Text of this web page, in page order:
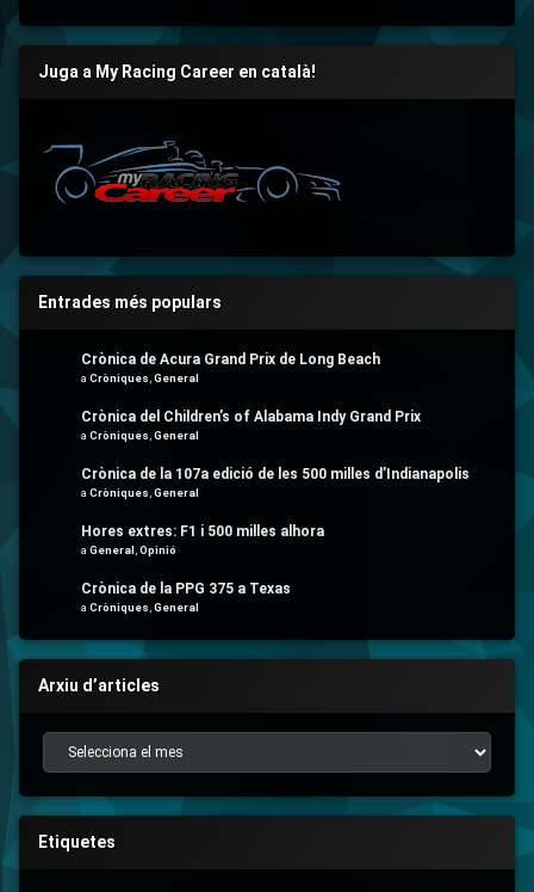
Juga a My Racing Career en català!
Entrades més populars
Crònica de Acura Grand Prix de Long Beach
a Cròniques,General
Crònica del Children’s of Alabama Indy Grand Prix
a Cròniques,General
Crònica de la 107a edició de les 500 milles d’Indianapolis
a Cròniques,General
Hores extres: F1 i 500 milles alhora
a General,Opinió
Crònica de la PPG 375 a Texas
a Cròniques,General
Arxiu d’articles
Arxiu d’articles
Etiquetes